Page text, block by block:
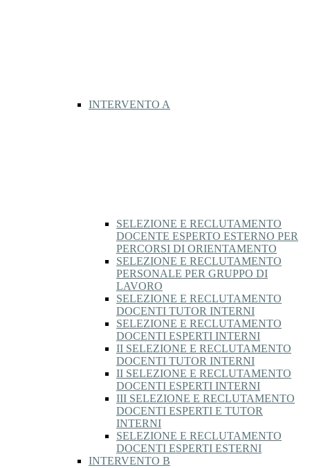
INTERVENTO A
SELEZIONE E RECLUTAMENTO
DOCENTE ESPERTO ESTERNO PER
PERCORSI DI ORIENTAMENTO
SELEZIONE E RECLUTAMENTO
PERSONALE PER GRUPPO DI
LAVORO
SELEZIONE E RECLUTAMENTO
DOCENTI TUTOR INTERNI
SELEZIONE E RECLUTAMENTO
DOCENTI ESPERTI INTERNI
II SELEZIONE E RECLUTAMENTO
DOCENTI TUTOR INTERNI
II SELEZIONE E RECLUTAMENTO
DOCENTI ESPERTI INTERNI
III SELEZIONE E RECLUTAMENTO
DOCENTI ESPERTI E TUTOR
INTERNI
SELEZIONE E RECLUTAMENTO
DOCENTI ESPERTI ESTERNI
INTERVENTO B